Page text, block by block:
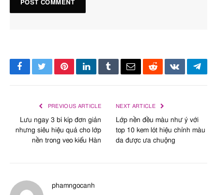
FacebookTwitterPinterestLinkedInTumblrEmailRedditVKontakte
PREVIOUS ARTICLE
Lưu ngay 3 bí kíp đơn giản
nhưng siêu hiệu quả cho lớp
nền trong veo kiểu Hàn
NEXT ARTICLE
Lớp nền đều màu như ý với
top 10 kem lót hiệu chỉnh màu
da được ưa chuộng
phamngocanh